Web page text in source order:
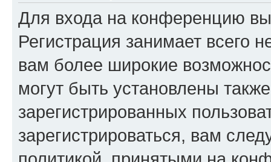
Для входа на конференцию
Регистрация занимает всего
вам более широкие
могут быть установлены
зарегистрированных
зарегистрироваться, вам